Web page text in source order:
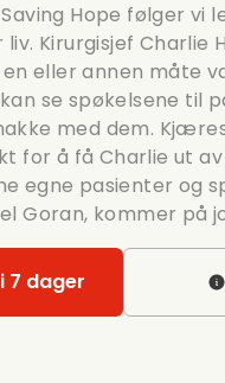
Hope følger vi
Kirurgisjef Charlie
eller annen måte
se spøkelsene til
med dem.
for å få Charlie ut
egne pasienter og
Goran, kommer på
7 dager